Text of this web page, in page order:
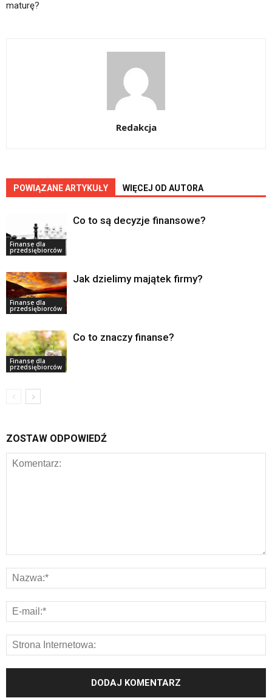
maturę?
Redakcja
POWIĄZANE ARTYKUŁY WIĘCEJ OD AUTORA
Finanse dla
przedsiębiorców
Co to są decyzje finansowe?
Finanse dla
przedsiębiorców
Jak dzielimy majątek firmy?
Finanse dla
przedsiębiorców
Co to znaczy finanse?
ZOSTAW ODPOWIEDŹ